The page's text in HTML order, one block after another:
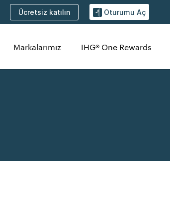
Ücretsiz katılın Oturumu Aç
Markalarımız IHG® One Rewards